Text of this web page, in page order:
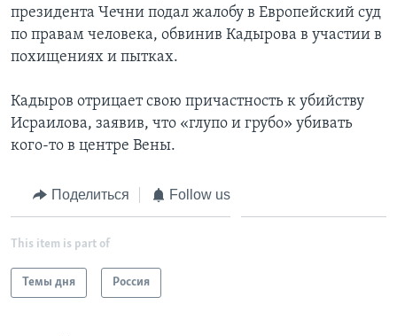
президента Чечни подал жалобу в Европейский суд
по правам человека, обвинив Кадырова в участии в
похищениях и пытках.
Кадыров отрицает свою причастность к убийству
Исраилова, заявив, что «глупо и грубо» убивать
кого-то в центре Вены.
Поделиться Follow us
This item is part of
Темы дня Россия